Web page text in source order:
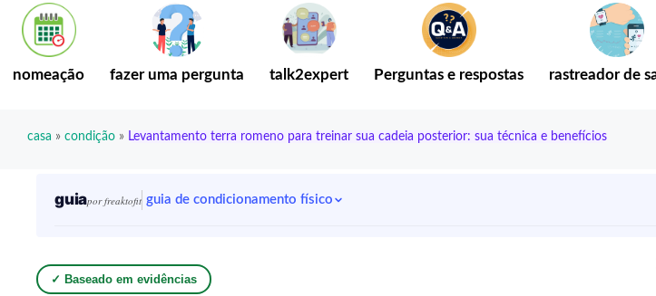
nomeação fazer uma pergunta talk2expert Perguntas e respostas rastreador de
casa » condição » Levantamento terra romeno para treinar sua cadeia posterior: sua técnica e benefícios
guiapor freaktofit guia de condicionamento físico
✓ Baseado em evidências